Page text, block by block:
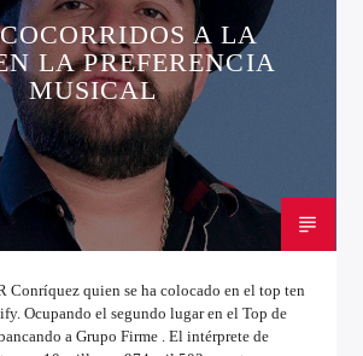
A LA
LA PREFERENCIA
MUSICAL
Conríquez quien se ha colocado en el top ten
Ocupando el segundo lugar en el Top de
a Grupo Firme . El intérprete de